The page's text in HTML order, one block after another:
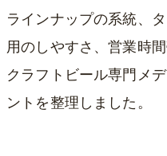
ラインナップの系統、
用のしやすさ、営業時
クラフトビール専門メ
ントを整理しました。